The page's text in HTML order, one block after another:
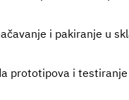
i pakiranje u
prototipova i